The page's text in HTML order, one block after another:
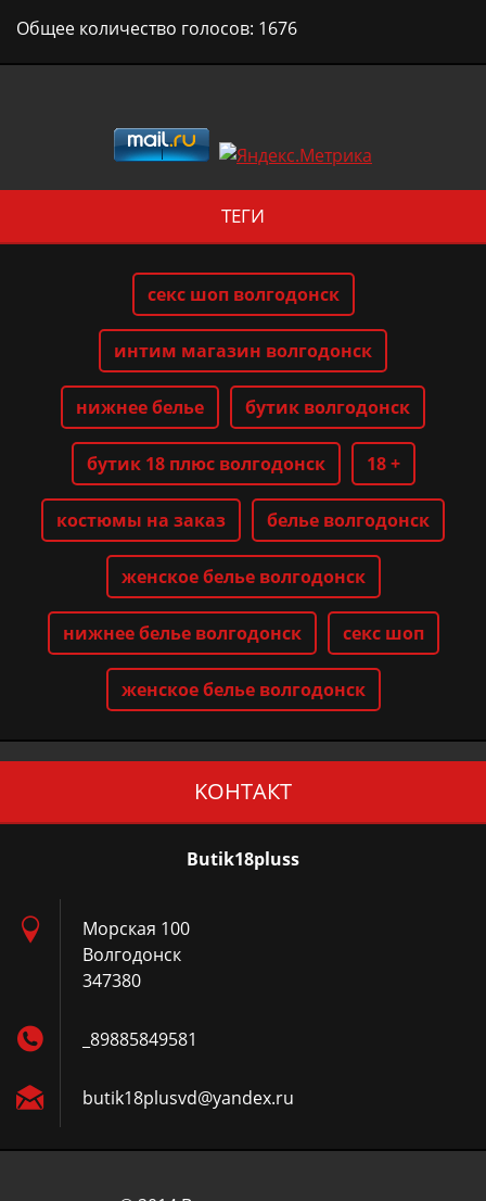
Общее количество голосов: 1676
ТЕГИ
секс шоп волгодонск
интим магазин волгодонск
нижнее белье бутик волгодонск
бутик 18 плюс волгодонск 18 +
костюмы на заказ белье волгодонск
женское белье волгодонск
нижнее белье волгодонск секс шоп
женское белье волгодонск
KOНТАКТ
Butik18pluss
Морская 100
Волгодонск
347380
_89885849581
butik18plusvd@yandex.ru